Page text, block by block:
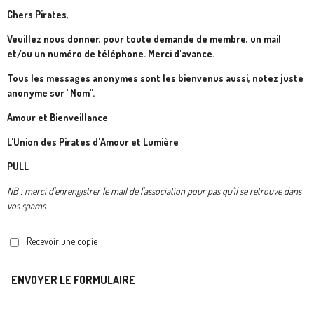
Chers Pirates,
Veuillez nous donner, pour toute demande de membre, un mail
et/ou un numéro de téléphone. Merci d'avance.
Tous les messages anonymes sont les bienvenus aussi, notez juste
anonyme sur "Nom".
Amour et Bienveillance
L'Union des Pirates d'Amour et Lumière
PULL
NB : merci d'enrengistrer le mail de l'association pour pas qu'il se retrouve dans
vos spams
Recevoir une copie
ENVOYER LE FORMULAIRE